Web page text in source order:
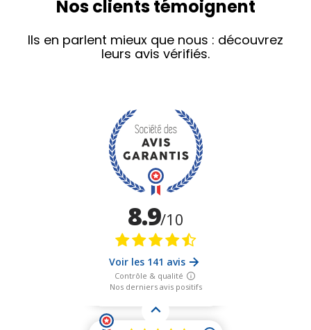
Nos clients témoignent
Ils en parlent mieux que nous : découvrez
leurs avis vérifiés.